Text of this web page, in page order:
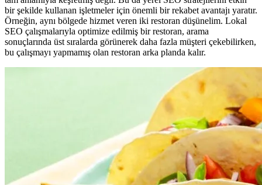
bir şekilde kullanan işletmeler için önemli bir rekabet avantajı yaratır.
Örneğin, aynı bölgede hizmet veren iki restoran düşünelim. Lokal
SEO çalışmalarıyla optimize edilmiş bir restoran, arama
sonuçlarında üst sıralarda görünerek daha fazla müşteri çekebilirken,
bu çalışmayı yapmamış olan restoran arka planda kalır.